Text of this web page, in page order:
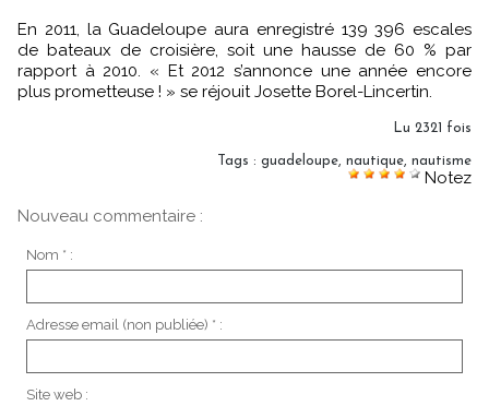
En 2011, la Guadeloupe aura enregistré 139 396 escales
de bateaux de croisière, soit une hausse de 60 % par
rapport à 2010. « Et 2012 s’annonce une année encore
plus prometteuse ! » se réjouit Josette Borel-Lincertin.
Lu 2321 fois
Tags : guadeloupe, nautique, nautisme
Notez
Nouveau commentaire :
Nom * :
Adresse email (non publiée) * :
Site web :